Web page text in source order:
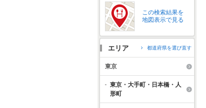
この検索結果を
地図表示で見る
エリア 都道府県を選び直す
東京
東京・大手町・日本橋・人
形町